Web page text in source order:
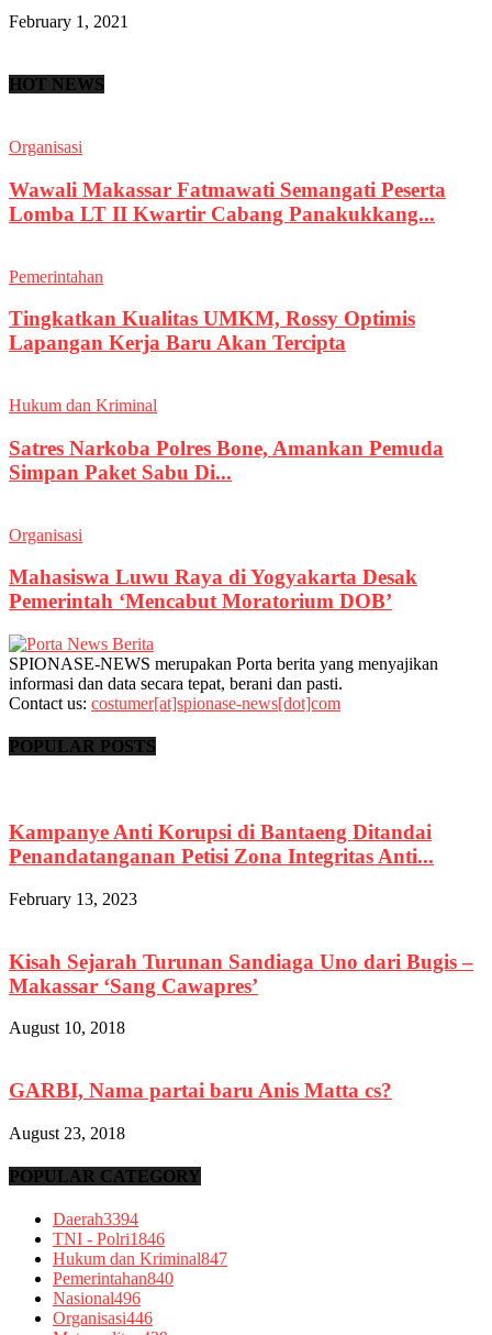
February 1, 2021
HOT NEWS
Organisasi
Wawali Makassar Fatmawati Semangati Peserta
Lomba LT II Kwartir Cabang Panakukkang...
Pemerintahan
Tingkatkan Kualitas UMKM, Rossy Optimis
Lapangan Kerja Baru Akan Tercipta
Hukum dan Kriminal
Satres Narkoba Polres Bone, Amankan Pemuda
Simpan Paket Sabu Di...
Organisasi
Mahasiswa Luwu Raya di Yogyakarta Desak
Pemerintah ‘Mencabut Moratorium DOB’
SPIONASE-NEWS merupakan Porta berita yang menyajikan
informasi dan data secara tepat, berani dan pasti.
Contact us: costumer[at]spionase-news[dot]com
POPULAR POSTS
Kampanye Anti Korupsi di Bantaeng Ditandai
Penandatanganan Petisi Zona Integritas Anti...
February 13, 2023
Kisah Sejarah Turunan Sandiaga Uno dari Bugis –
Makassar ‘Sang Cawapres’
August 10, 2018
GARBI, Nama partai baru Anis Matta cs?
August 23, 2018
POPULAR CATEGORY
Daerah3394
TNI - Polri1846
Hukum dan Kriminal847
Pemerintahan840
Nasional496
Organisasi446